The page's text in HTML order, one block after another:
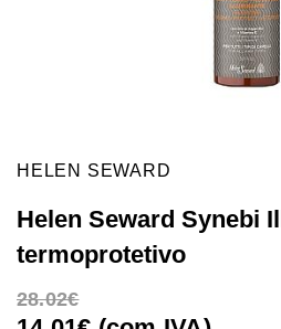
HELEN SEWARD
Helen Seward Synebi
termoprotetivo
28.02